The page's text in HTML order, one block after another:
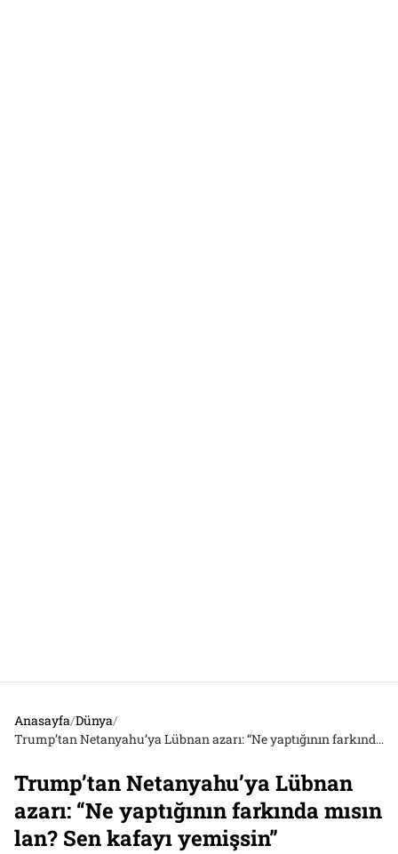
Anasayfa/Dünya/
Trump’tan Netanyahu’ya Lübnan azarı: “Ne yaptığının farkında mısın lan? Sen kafayı yemişsin”
Trump’tan Netanyahu’ya Lübnan
azarı: “Ne yaptığının farkında mısın
lan? Sen kafayı yemişsin”